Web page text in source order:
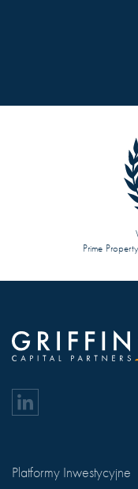
Prime
Platformy Inwestycyjne